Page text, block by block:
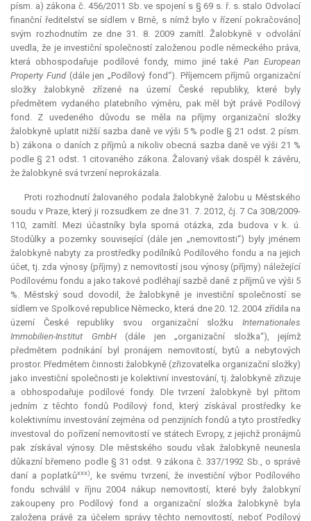
písm. a) zákona č. 456/2011 Sb. ve spojení s § 69 s. ř. s. stalo Odvolací
finanční ředitelství se sídlem v Brně, s nímž bylo v řízení pokračováno]
svým rozhodnutím ze dne 31. 8. 2009 zamítl. Žalobkyně v odvolání
uvedla, že je investiční společností založenou podle německého práva,
která obhospodařuje podílové fondy, mimo jiné také Pan European
Property Fund (dále jen „Podílový fond“). Příjemcem příjmů organizační
složky žalobkyně zřízené na území České republiky, které byly
předmětem vydaného platebního výměru, pak měl být právě Podílový
fond. Z uvedeného důvodu se měla na příjmy organizační složky
žalobkyně uplatit nižší sazba daně ve výši 5 % podle § 21 odst. 2 písm.
b) zákona o daních z příjmů a nikoliv obecná sazba daně ve výši 21 %
podle § 21 odst. 1 citovaného zákona. Žalovaný však dospěl k závěru,
že žalobkyně svá tvrzení neprokázala.
Proti rozhodnutí žalovaného podala žalobkyně žalobu u Městského
soudu v Praze, který ji rozsudkem ze dne 31. 7. 2012, čj. 7 Ca 308/2009-
110, zamítl. Mezi účastníky byla sporná otázka, zda budova v k. ú.
Stodůlky a pozemky související (dále jen „nemovitosti“) byly jménem
žalobkyně nabyty za prostředky podílníků Podílového fondu a na jejich
účet, tj. zda výnosy (příjmy) z nemovitostí jsou výnosy (příjmy) náležející
Podílovému fondu a jako takové podléhají sazbě daně z příjmů ve výši 5
%. Městský soud dovodil, že žalobkyně je investiční společností se
sídlem ve Spolkové republice Německo, která dne 20. 12. 2004 zřídila na
území České republiky svou organizační složku Internationales
Immobilien-Institut GmbH (dále jen „organizační složka“), jejímž
předmětem podnikání byl pronájem nemovitostí, bytů a nebytových
prostor. Předmětem činnosti žalobkyně (zřizovatelka organizační složky)
jako investiční společnosti je kolektivní investování, tj. žalobkyně zřizuje
a obhospodařuje podílové fondy. Dle tvrzení žalobkyně byl přitom
jedním z těchto fondů Podílový fond, který získával prostředky ke
kolektivnímu investování zejména od penzijních fondů a tyto prostředky
investoval do pořízení nemovitostí ve státech Evropy, z jejichž pronájmů
pak získával výnosy. Dle městského soudu však žalobkyně neunesla
důkazní břemeno podle § 31 odst. 9 zákona č. 337/1992 Sb., o správě
daní a poplatkůxxx), ke svému tvrzení, že investiční výbor Podílového
fondu schválil v říjnu 2004 nákup nemovitostí, které byly žalobkyní
zakoupeny pro Podílový fond a organizační složka žalobkyně byla
založena právě za účelem správy těchto nemovitostí, neboť Podílový